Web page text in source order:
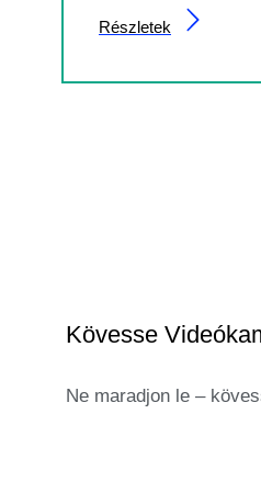
Részletek
Kövesse
Ne maradjon le –